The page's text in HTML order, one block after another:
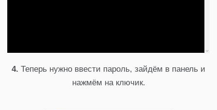
4. Теперь нужно ввести пароль, зайдём в панель и
нажмём на ключик.